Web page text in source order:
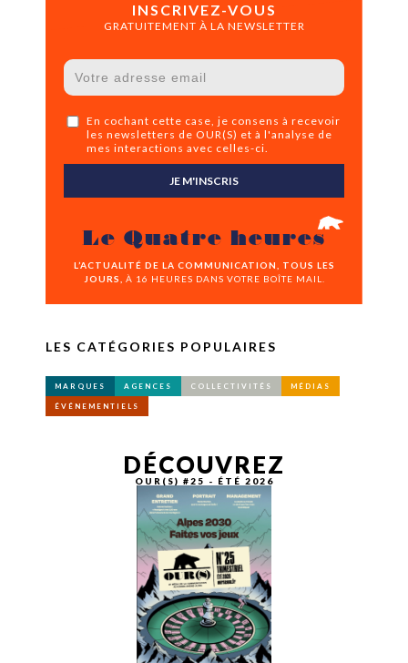
INSCRIVEZ-VOUS
GRATUITEMENT À LA NEWSLETTER
En cochant cette case, je consens à recevoir
les newsletters de OUR(S) et à l'analyse de
mes interactions avec celles-ci.
JE M'INSCRIS
Le Quatre heures
L’ACTUALITÉ DE LA COMMUNICATION, TOUS LES
JOURS,
À 16 HEURES DANS VOTRE BOÎTE MAIL.
LES CATÉGORIES POPULAIRES
MARQUES AGENCES COLLECTIVITÉS MÉDIAS
ÉVÉNEMENTIELS
DÉCOUVREZ
OUR(S) #25 - ÉTÉ 2026